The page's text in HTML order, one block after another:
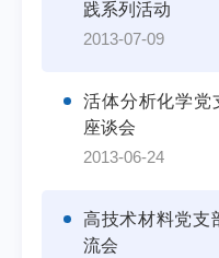
践系列活动
2013-07-09
活体分析化学党
座谈会
2013-06-24
高技术材料党支
流会